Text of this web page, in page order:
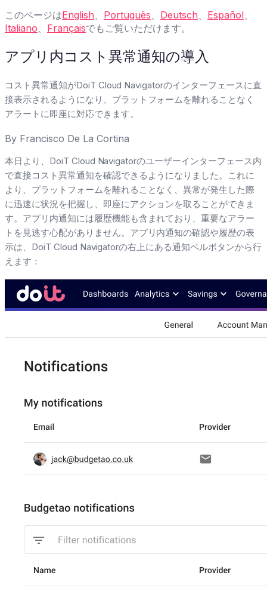
このページはEnglish、 Português、 Deutsch、 Español、
Italiano、 Françaisでもご覧いただけます。
アプリ内コスト異常通知の導入
コスト異常通知がDoiT Cloud Navigatorのインターフェースに直
接表示されるようになり、プラットフォームを離れることなく
アラートに即座に対応できます。
By Francisco De La Cortina
本日より、DoiT Cloud Navigatorのユーザーインターフェース内
で直接コスト異常通知を確認できるようになりました。これに
より、プラットフォームを離れることなく、異常が発生した際
に迅速に状況を把握し、即座にアクションを取ることができま
す。アプリ内通知には履歴機能も含まれており、重要なアラー
トを見逃す心配がありません。アプリ内通知の確認や履歴の表
示は、DoiT Cloud Navigatorの右上にある通知ベルボタンから行
えます：